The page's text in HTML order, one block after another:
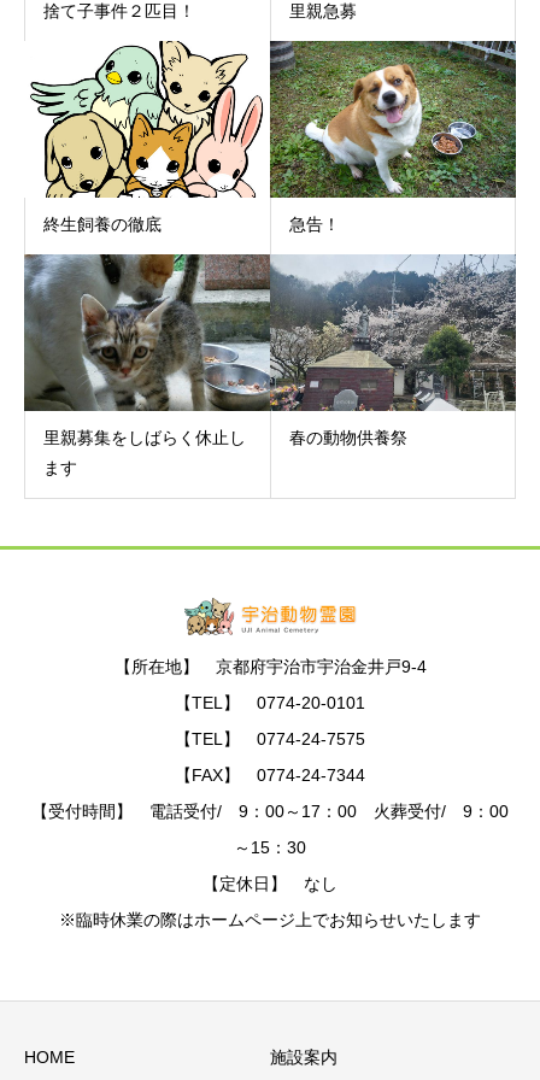
捨て子事件２匹目！ 里親急募
終生飼養の徹底 急告！
里親募集をしばらく休止し
ます
春の動物供養祭
【所在地】 京都府宇治市宇治金井戸9-4
【TEL】 0774-20-0101
【TEL】 0774-24-7575
【FAX】 0774-24-7344
【受付時間】 電話受付/ 9：00～17：00 火葬受付/ 9：00
～15：30
【定休日】 なし
※臨時休業の際はホームページ上でお知らせいたします
HOME 施設案内